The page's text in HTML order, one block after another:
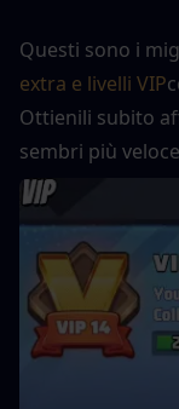
Questi sono i
extra e livelli VIP
Ottienili subito
sembri più